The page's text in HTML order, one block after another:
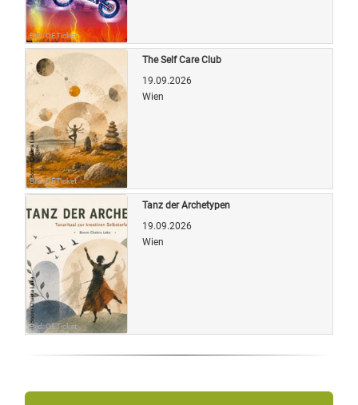
Bild: OETicket
Bild: OETicket
The Self Care Club
19.09.2026
Wien
Bild: OETicket
Tanz der Archetypen
19.09.2026
Wien